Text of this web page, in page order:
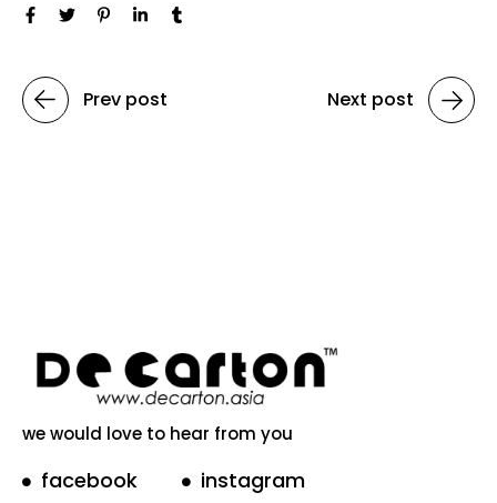
Prev post Next post
we would love to hear from you
facebook instagram